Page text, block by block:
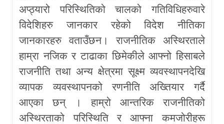
अप्ठ्यारो परिस्थितिको चालको गतिविधिहरुवारे
विदेशिहरु जानकार रहेको विदेश नीतिका
जानकारहरु वताउँछन। राजनीतिक अस्थिरताले
हाम्रा नजिक र टाढाका छिमेकीले आफ्नो हिसाबले
राजनीति तथा अन्य क्षेत्रमा सूक्ष्म व्यवस्थापनदेखि
व्यापक व्यवस्थापनको रणनीति अख्तियार गर्दै
आएका छन् । हाम्रो आन्तरिक राजनीतिको
अस्थिरताको परिस्थिति र आफ्ना कमजोरीहरू